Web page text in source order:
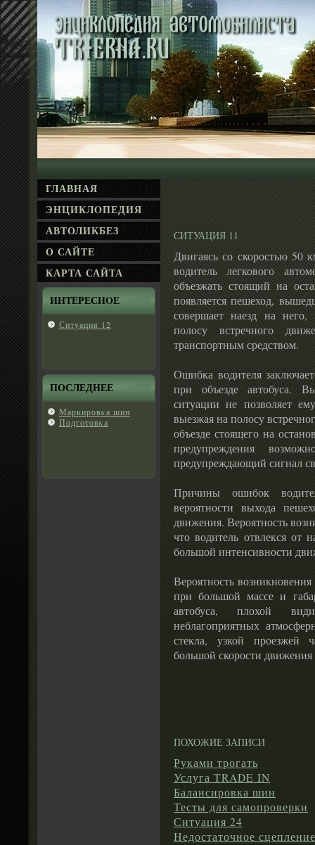
ГЛАВНАЯ
ЭНЦИКЛΟПЕДИЯ
АВТОЛИКБЕЗ
О САЙТЕ
КАРТА САЙТА
ИНТЕРЕСНΟЕ
Ситуация 12
ПОСЛЕДНЕЕ
Маркировκа шин
Подгοтовκа
СИТУАЦИЯ 11
Двигаясь со скоростью 50
водитель легкового
объезжать стоящий на
появляется пешеход,
совершает наезд на него,
полосу встречного
транспортным средством.
Ошибка водителя
при объезде автобуса.
ситуации не позволяет
выезжая на полосу
объезде стоящего на
предупреждения
предупреждающий сигнал
Причины ошибок
вероятности выхода
движения. Вероятность
что водитель отвлекся от
большой интенсивности
Вероятность
при большой массе и
автобуса, плохой
неблагоприятных
стекла, узкой проезжей
большой скорости
ПОХОЖИЕ ЗАПИСИ
Руками трогать
Услуга TRADE IN
Балансировка шин
Тесты для самопроверки
Ситуация 24
Недостаточное